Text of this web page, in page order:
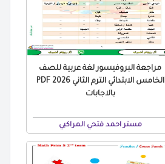
مراجعة البروفيسور لغة عربية للصف
الخامس الابتدائي الترم الثاني 2026 PDF
بالاجابات
مستر احمد فتحي المراكبي